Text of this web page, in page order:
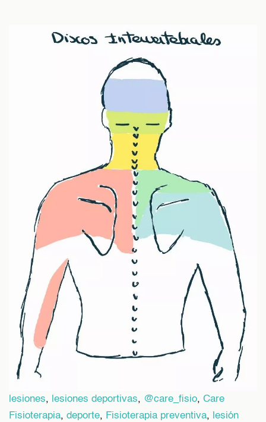
lesiones, lesiones deportivas, @care_fisio, Care
Fisioterapia, deporte, Fisioterapia preventiva, lesión